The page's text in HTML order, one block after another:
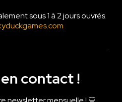
sous 1 à 2 jours ouvrés.
contact !